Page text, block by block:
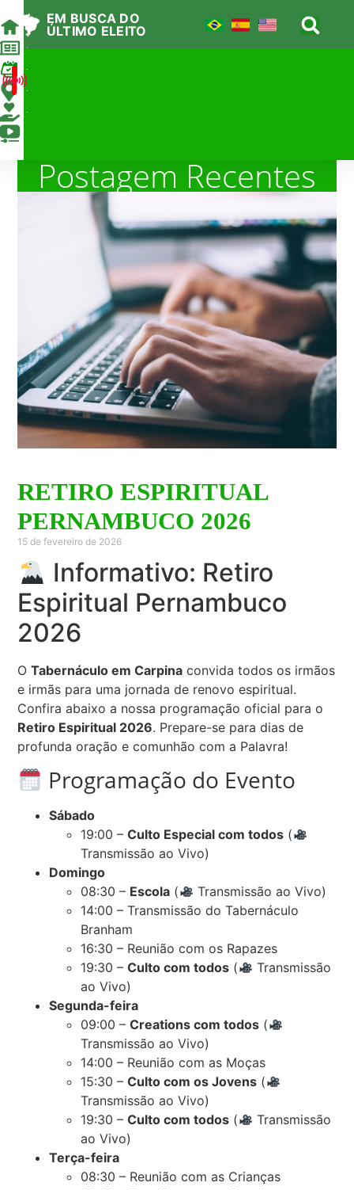
EM BUSCA DO
ÚLTIMO ELEITO
Postagem Recentes
RETIRO ESPIRITUAL
PERNAMBUCO 2026
15 de fevereiro de 2026
Informativo: Retiro
Espiritual Pernambuco
2026
OTabernáculo em Carpina convida todos os irmãos
e irmãs para uma jornada de renovo espiritual.
Confira abaixo a nossa programação oficial para o
Retiro Espiritual 2026. Prepare-se para dias de
profunda oração e comunhão com a Palavra!
Programação do Evento
Sábado
19:00 –Culto Especial com todos (
Transmissão ao Vivo)
Domingo
08:30 – Escola (
Transmissão ao Vivo)
14:00 – Transmissão do Tabernáculo
Branham
16:30 – Reunião com os Rapazes
19:30 –Culto com todos (
Transmissão
ao Vivo)
Segunda-feira
09:00 –Creations com todos (
Transmissão ao Vivo)
14:00 – Reunião com as Moças
15:30 –Culto com os Jovens (
Transmissão ao Vivo)
19:30 –Culto com todos (
Transmissão
ao Vivo)
Terça-feira
08:30 – Reunião com as Crianças